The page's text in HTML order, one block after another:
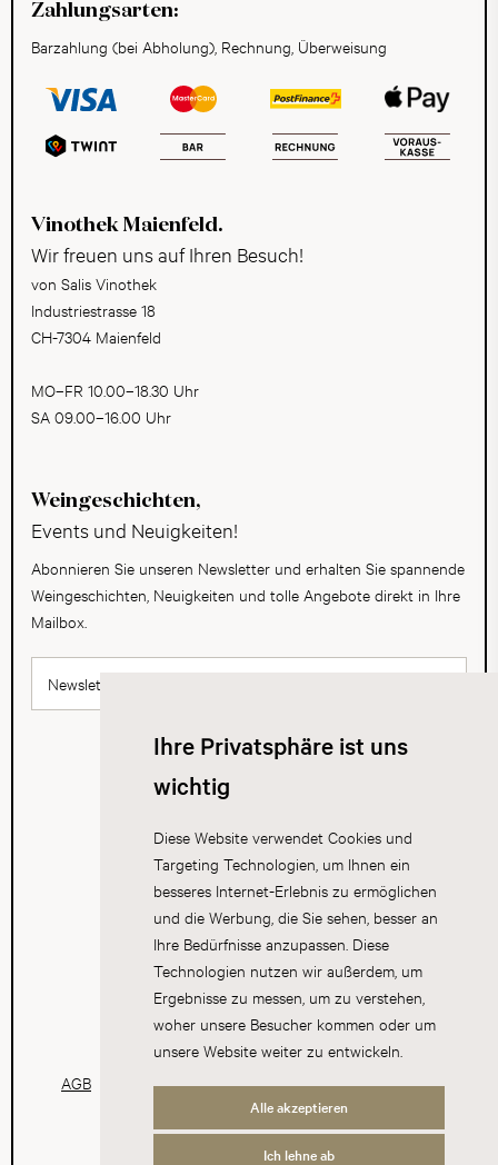
Ihre Privatsphäre ist uns
wichtig
Diese Website verwendet Cookies und
Targeting Technologien, um Ihnen ein
besseres Internet-Erlebnis zu ermöglichen
und die Werbung, die Sie sehen, besser an
Ihre Bedürfnisse anzupassen. Diese
Technologien nutzen wir außerdem, um
Ergebnisse zu messen, um zu verstehen,
woher unsere Besucher kommen oder um
unsere Website weiter zu entwickeln.
Alle akzeptieren
Ich lehne ab
Zahlungsarten:
Barzahlung (bei Abholung), Rechnung, Überweisung
Vinothek Maienfeld.
Wir freuen uns auf Ihren Besuch!
von Salis Vinothek
Industriestrasse 18
CH-7304 Maienfeld
MO–FR 10.00–18.30 Uhr
SA 09.00–16.00 Uhr
Weingeschichten,
Events und Neuigkeiten!
Abonnieren Sie unseren Newsletter und erhalten Sie spannende
Weingeschichten, Neuigkeiten und tolle Angebote direkt in Ihre
Mailbox.
Newsletter abonnieren
AGB Datenschutz Impressum Cookies